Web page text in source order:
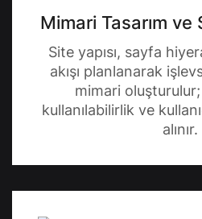
Mimari Tasarım
Site yapısı, sayfa
akışı planlanarak
mimari
kullanılabilirlik ve
alınır.